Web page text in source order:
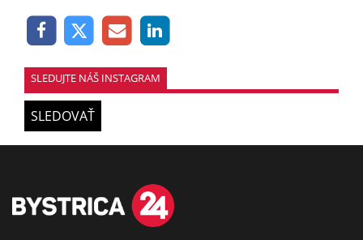
SLEDUJTE NÁŠ INSTAGRAM
SLEDOVAŤ